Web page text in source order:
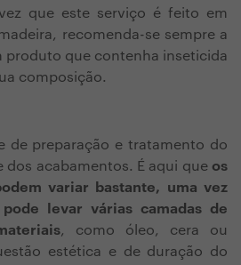
que este serviço é feito em
recomenda-se sempre a
produto que contenha inseticida
composição.
de preparação e tratamento do
dos acabamentos. É aqui que os
variar bastante, uma vez
levar várias camadas de
, como óleo, cera ou
estética e de duração do